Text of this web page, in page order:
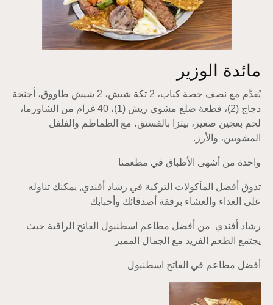
مائدة الوزير
يُقدَّم مع نصف حصة كباب، 2 تكة شيش، 2 شيش طاووق، أجنحة
دجاج (2)، قطعة ضلع مشوي ريش (1)، 40 غرام من الشاورما،
لحم بعجين صغير، بيتزا بالفستق، مع الطماطم والفلفل
المشويين، والأرز.
واحدة من أشهى الأطباق في مطعمنا
تذوق أفضل المأكولات التركية في رشاد أفندي, يمكنك تناوله
على الغداء والعشاء برفقة أصدقائك وأحبابك
رشاد أفندي من أفضل مطاعم اسطنبول الفاتح الراقية حيث
يجتمع الطعم الفريد مع الجمال المميز
أفضل مطاعم في الفاتح اسطنبول